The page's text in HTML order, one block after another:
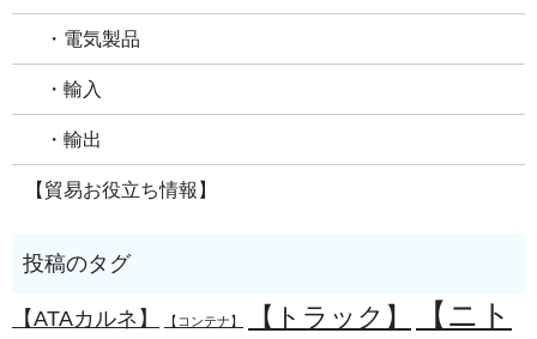
・電気製品
・輸入
・輸出
【貿易お役立ち情報】
【ATAカルネ】 【コンテナ】 【トラック】
【ニト